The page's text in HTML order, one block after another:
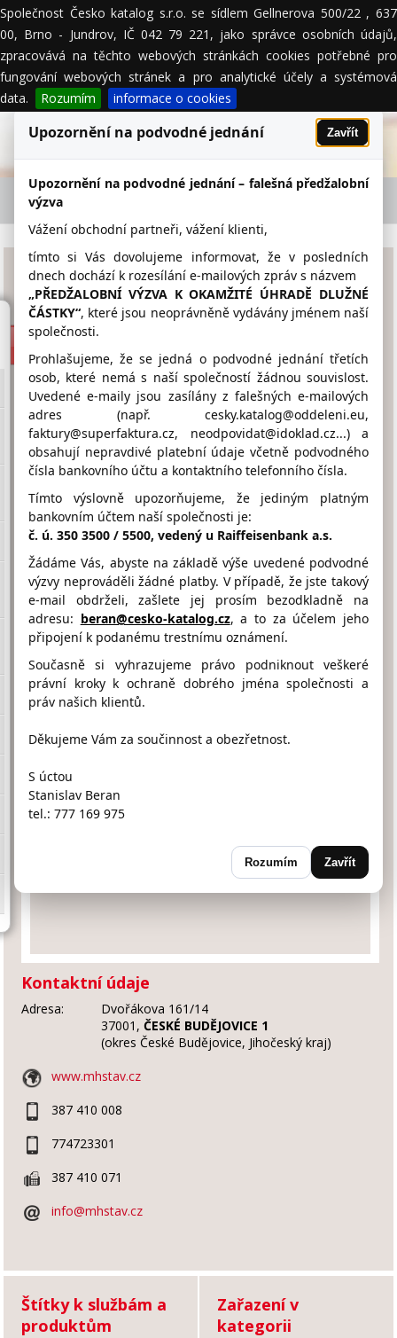
Společnost Česko katalog s.r.o. se sídlem Gellnerova 500/22 , 637
00, Brno - Jundrov, IČ 042 79 221, jako správce osobních údajů,
zpracovává na těchto webových stránkách cookies potřebné pro
fungování webových stránek a pro analytické účely a systémová
data.
Rozumím informace o cookies
MENU
M.H.STAV s.r.o. - firemní detail
M.H.STAV s.r.o.
www.mhstav.cz
387 410 008
info@mhstav.cz
Hodnocení firmy M.H.STAV od
návštěvníků
Firma doposud nasbírala:
0 Bodů
1 Bod 2 Body 3 Body
Umístění M.H.STAV na Google maps
Kontaktní údaje
Adresa:
Dvořákova 161/14
37001, ČESKÉ BUDĚJOVICE 1
(okres České Budějovice, Jihočeský kraj)
www.mhstav.cz
387 410 008
774723301
387 410 071
info@mhstav.cz
Štítky k službám a
produktům
Zařazení v
kategorii
Upozornění na podvodné jednání Zavřít
Upozornění na podvodné jednání – falešná předžalobní
výzva
Vážení obchodní partneři, vážení klienti,
tímto si Vás dovolujeme informovat, že v posledních
dnech dochází k rozesílání e-mailových zpráv s názvem
„PŘEDŽALOBNÍ VÝZVA K OKAMŽITÉ ÚHRADĚ DLUŽNÉ
ČÁSTKY“, které jsou neoprávněně vydávány jménem naší
společnosti.
Prohlašujeme, že se jedná o podvodné jednání třetích
osob, které nemá s naší společností žádnou souvislost.
Uvedené e-maily jsou zasílány z falešných e-mailových
adres (např. cesky.katalog@oddeleni.eu,
faktury@superfaktura.cz, neodpovidat@idoklad.cz...) a
obsahují nepravdivé platební údaje včetně podvodného
čísla bankovního účtu a kontaktního telefonního čísla.
Tímto výslovně upozorňujeme, že jediným platným
bankovním účtem naší společnosti je:
č. ú. 350 3500 / 5500, vedený u Raiffeisenbank a.s.
Žádáme Vás, abyste na základě výše uvedené podvodné
výzvy neprováděli žádné platby. V případě, že jste takový
e-mail obdrželi, zašlete jej prosím bezodkladně na
adresu: beran@cesko-katalog.cz, a to za účelem jeho
připojení k podanému trestnímu oznámení.
Současně si vyhrazujeme právo podniknout veškeré
právní kroky k ochraně dobrého jména společnosti a
práv našich klientů.
Děkujeme Vám za součinnost a obezřetnost.
S úctou
Stanislav Beran
tel.: 777 169 975
Rozumím Zavřít